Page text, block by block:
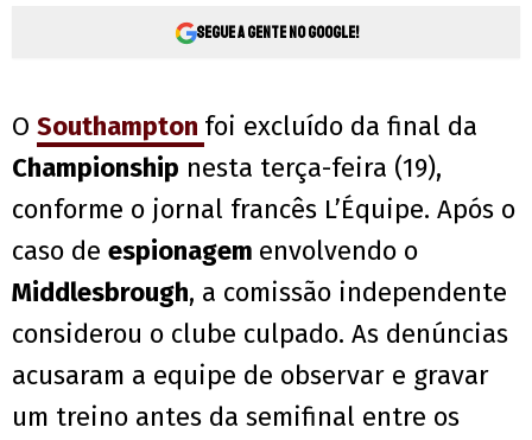
Segue a gente no Google!
O Southampton foi excluído da final da
Championship nesta terça-feira (19),
conforme o jornal francês L’Équipe. Após o
caso de espionagem envolvendo o
Middlesbrough, a comissão independente
considerou o clube culpado. As denúncias
acusaram a equipe de observar e gravar
um treino antes da semifinal entre os